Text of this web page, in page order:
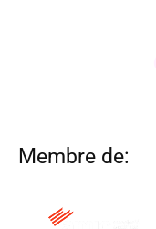
Membre de: